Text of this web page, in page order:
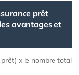
prêt
avantages et
x le nombre total